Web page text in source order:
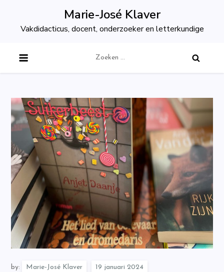
content
Marie-José Klaver
Vakdidacticus, docent, onderzoeker en letterkundige
naar:
by: Marie-José Klaver